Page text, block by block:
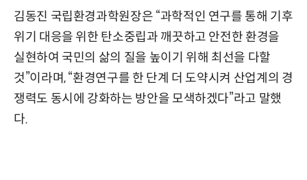
김동진 국립환경과학원장은 “과학적인 연구를 통해 기후
위기 대응을 위한 탄소중립과 깨끗하고 안전한 환경을
실현하여 국민의 삶의 질을 높이기 위해 최선을 다할
것”이라며, “환경연구를 한 단계 더 도약시켜 산업계의 경
쟁력도 동시에 강화하는 방안을 모색하겠다”라고 말했
다.